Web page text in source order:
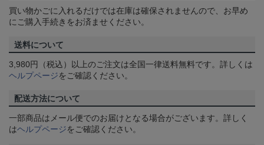
買い物かごに入れるだけでは在庫は確保されませんので、お早め
にご購入手続きをお済ませください。
送料について
3,980円（税込）以上のご注文は全国一律送料無料です。詳しくは
ヘルプページをご確認ください。
配送方法について
一部商品はメール便でのお届けとなる場合がございます。詳しく
はヘルプページをご確認ください。